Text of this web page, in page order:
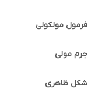
فرمول مولکولی
جرم مولی
شکل ظاهری